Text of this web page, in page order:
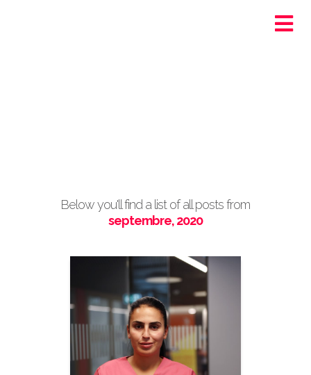
Below you'll find a list of all posts from
septembre, 2020